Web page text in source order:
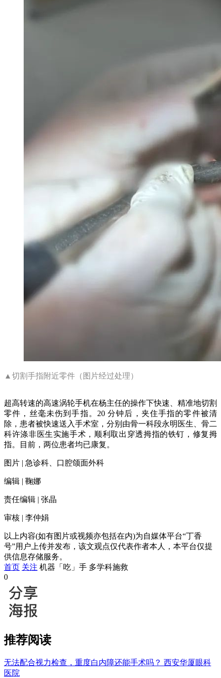
▲切割手指附近零件（图片经过处理）
超高转速的高速涡轮手机在杨主任的操作下快速、精准地切割
零件，丝毫未伤到手指。20 分钟后，夹住手指的零件被清
除，患者被快速送入手术室，分别由骨一科段永明医生、骨二
科许涤非医生实施手术，顺利取出穿透拇指的铁钉，修复拇
指。目前，两位患者均已康复。
图片 | 急诊科、口腔颌面外科
编辑 | 鞠娜
责任编辑 | 张晶
审核 | 李仲娟
以上内容(如有图片或视频亦包括在内)为自媒体平台“丁香
号”用户上传并发布，该文观点仅代表作者本人，本平台仅提
供信息存储服务。
首页 关注 机器「吃」手 多学科施救
0
推荐阅读
无法配合视力检查，重度白内障还能手术吗？ 西安华厦眼科
医院